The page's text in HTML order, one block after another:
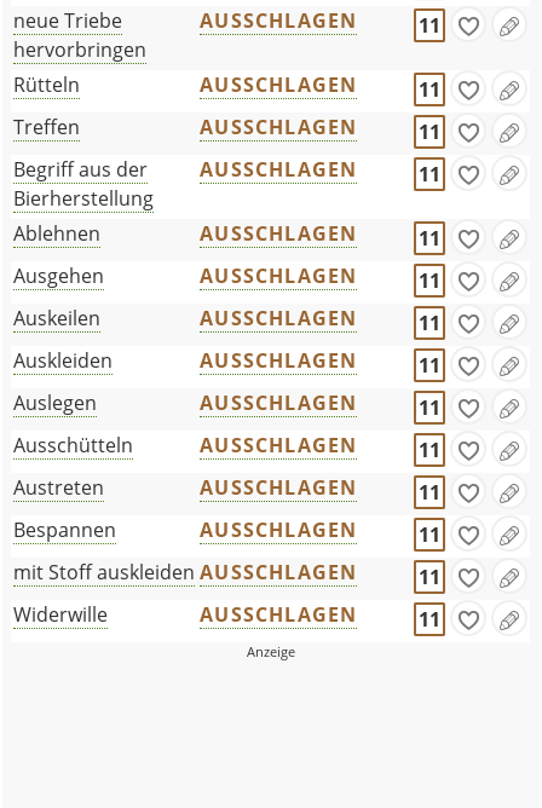
neue Triebe
hervorbringen
AUSSCHLAGEN 11
Rütteln AUSSCHLAGEN
11
Treffen
AUSSCHLAGEN
11
Begriff aus der
Bierherstellung
AUSSCHLAGEN 11
Ablehnen AUSSCHLAGEN
11
Ausgehen
AUSSCHLAGEN
11
Auskeilen
AUSSCHLAGEN
11
Auskleiden
AUSSCHLAGEN
11
Auslegen
AUSSCHLAGEN
11
Ausschütteln
AUSSCHLAGEN
11
Austreten
AUSSCHLAGEN
11
Bespannen
AUSSCHLAGEN
11
mit Stoff auskleiden AUSSCHLAGEN
11
Widerwille
AUSSCHLAGEN 11